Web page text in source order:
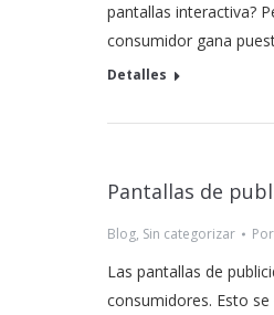
pantallas interactiva?
consumidor gana
Detalles
Pantallas de
Blog, Sin categorizar Por
Las pantallas de
consumidores. Esto